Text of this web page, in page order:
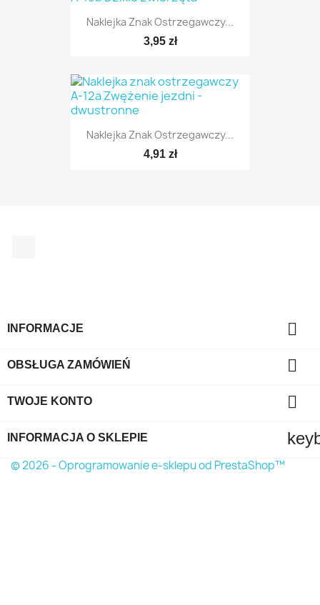
TYLKO ONLINE
Naklejka Znak Ostrzegawczy...
3,95 zł
TYLKO ONLINE
Naklejka Znak Ostrzegawczy...
4,91 zł
INFORMACJE 
OBSŁUGA ZAMÓWIEŃ 
TWOJE KONTO 
INFORMACJA O SKLEPIE
© 2026 - Oprogramowanie e-sklepu od PrestaShop™